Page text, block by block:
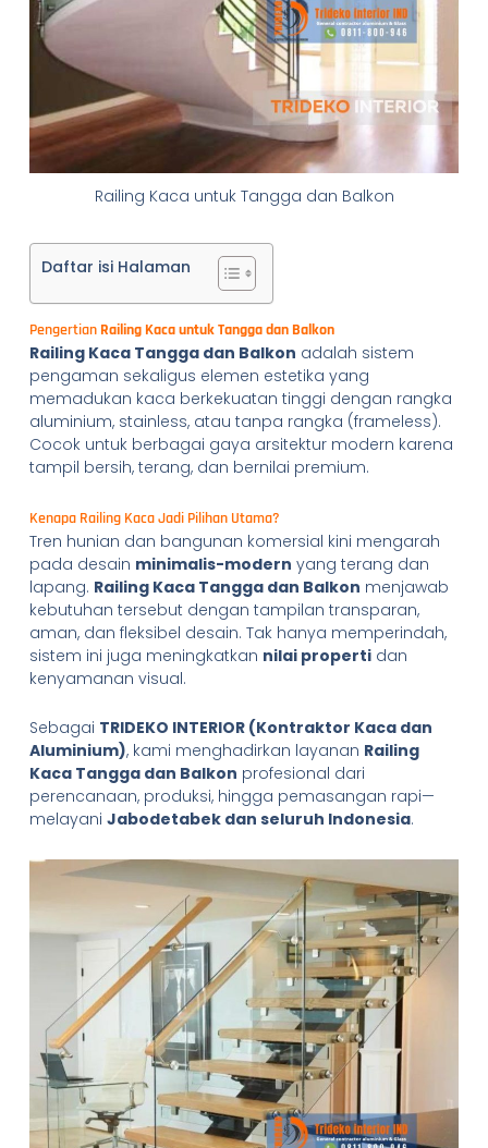
Railing Kaca untuk Tangga dan Balkon
Daftar isi Halaman
PengertianRailing Kaca untuk Tangga dan Balkon
Railing Kaca Tangga dan Balkon adalah sistem
pengaman sekaligus elemen estetika yang
memadukan kaca berkekuatan tinggi dengan rangka
aluminium, stainless, atau tanpa rangka (frameless).
Cocok untuk berbagai gaya arsitektur modern karena
tampil bersih, terang, dan bernilai premium.
Kenapa Railing Kaca Jadi Pilihan Utama?
Tren hunian dan bangunan komersial kini mengarah
pada desain minimalis-modern yang terang dan
lapang. Railing Kaca Tangga dan Balkon menjawab
kebutuhan tersebut dengan tampilan transparan,
aman, dan fleksibel desain. Tak hanya memperindah,
sistem ini juga meningkatkan nilai propertidan
kenyamanan visual.
Sebagai TRIDEKO INTERIOR (Kontraktor Kaca dan
Aluminium), kami menghadirkan layanan Railing
Kaca Tangga dan Balkon profesional dari
perencanaan, produksi, hingga pemasangan rapi—
melayani Jabodetabek dan seluruh Indonesia.